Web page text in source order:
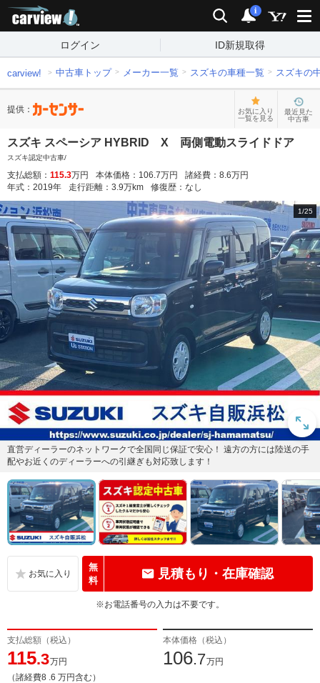
検索 通知
i
ログイン ID新規取得
carview! 中古車トップ メーカー一覧 スズキの車種一覧 スズキの
提供：
お気に入り
一覧を見る
最近見た
中古車
スズキ スペーシア HYBRID X 両側電動スライドドア
スズキ認定中古車/
支払総額： 115.3万円 本体価格： 106.7万円 諸経費： 8.6万円
年式： 2019年 走行距離： 3.9万km 修復歴： なし
1/25
直営ディーラーのネットワークで全国同じ保証で安心！ 遠方の方には陸送の手
配やお近くのディーラーへの引継ぎも対応致します！
無
料
見積もり・在庫確認
※お電話番号の入力は不要です。
支払総額（税込）
115.3万円
（諸経費8 .6 万円含む）
本体価格（税込）
106.7万円